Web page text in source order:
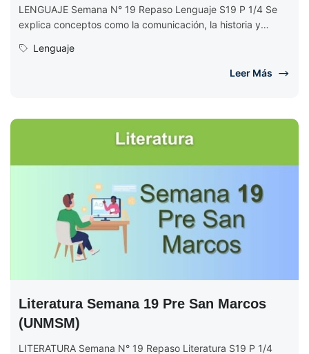
LENGUAJE Semana N° 19 Repaso Lenguaje S19 P 1/4 Se
explica conceptos como la comunicación, la historia y
Lenguaje
Leer Más
Literatura Semana 19 Pre San Marcos
(UNMSM)
LITERATURA Semana N° 19 Repaso Literatura S19 P 1/4